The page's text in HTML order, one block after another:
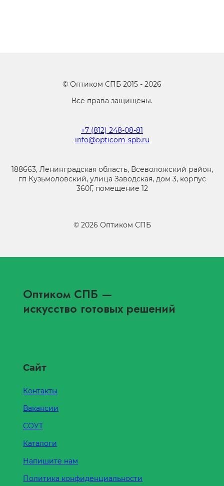
© Оптиком СПБ 2015 - 2026
Все права защищены.
+7 (812) 248-08-81
info@opticom-spb.ru
188663, Ленинградская область, Всеволожский район,
гп Кузьмоловский, улица Заводская, дом 3, корпус
360Г, помещение 12
© 2026 Оптиком СПБ
Оптиком СПБ —
искусство готовых решений
Сайт
Контакты
Вакансии
СОУТ
Каталоги
Напишите нам
Политика конфиденциальности